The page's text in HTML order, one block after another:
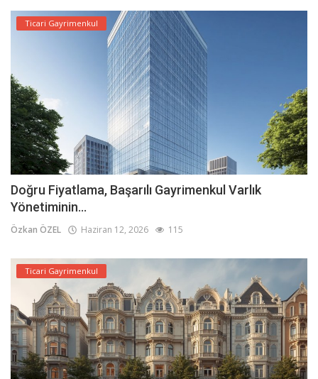
Ticari Gayrimenkul
Doğru Fiyatlama, Başarılı Gayrimenkul Varlık
Yönetiminin...
Özkan ÖZEL Haziran 12, 2026 115
Ticari Gayrimenkul